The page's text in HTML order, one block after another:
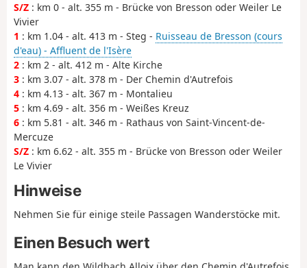
S/Z : km 0 - alt. 355 m - Brücke von Bresson oder Weiler Le
Vivier
1 : km 1.04 - alt. 413 m - Steg - Ruisseau de Bresson (cours
d'eau) - Affluent de l'Isère
2 : km 2 - alt. 412 m - Alte Kirche
3 : km 3.07 - alt. 378 m - Der Chemin d'Autrefois
4 : km 4.13 - alt. 367 m - Montalieu
5 : km 4.69 - alt. 356 m - Weißes Kreuz
6 : km 5.81 - alt. 346 m - Rathaus von Saint-Vincent-de-
Mercuze
S/Z : km 6.62 - alt. 355 m - Brücke von Bresson oder Weiler
Le Vivier
Hinweise
Nehmen Sie für einige steile Passagen Wanderstöcke mit.
Einen Besuch wert